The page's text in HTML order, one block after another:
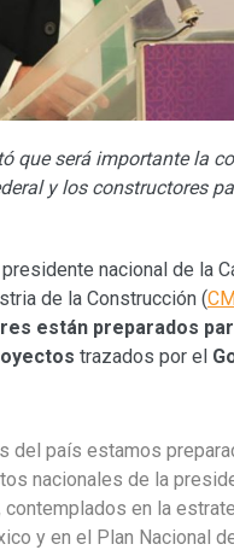
que será importante la
y los constructores
nacional de la
de la Construcción (
están preparados
trazados por el
del país estamos
nacionales de la
contemplados en la
y en el Plan Nacional